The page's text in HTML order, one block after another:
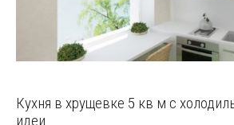
Кухня в хрущевке 5 кв м с
идеи